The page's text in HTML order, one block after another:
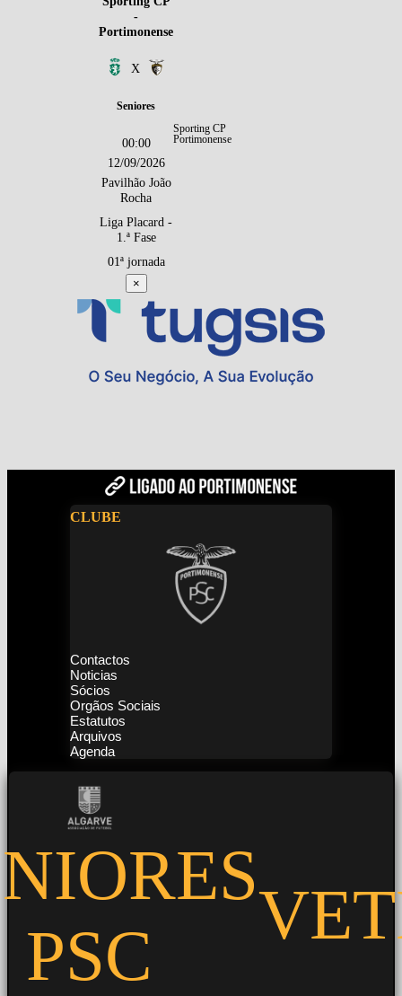
-
Portimonense
X
Seniores
00:00
12/09/2026
Pavilhão João
Rocha
Liga Placard -
1.ª Fase
01ª jornada
×
Sporting CP
Portimonense
CLUBE
Contactos
Noticias
Sócios
Orgãos Sociais
Estatutos
Arquivos
Agenda
PSC